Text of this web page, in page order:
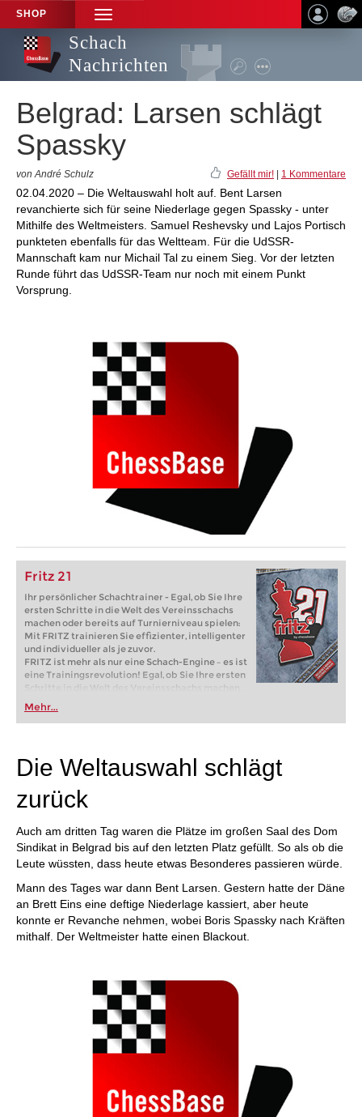
SHOP
TOGGLE
NAVIGATION
Schach
Nachrichten
Belgrad: Larsen schlägt
Spassky
von André Schulz Gefällt mir! 1 Kommentare
02.04.2020 – Die Weltauswahl holt auf. Bent Larsen
revanchierte sich für seine Niederlage gegen Spassky - unter
Mithilfe des Weltmeisters. Samuel Reshevsky und Lajos Portisch
punkteten ebenfalls für das Weltteam. Für die UdSSR-
Mannschaft kam nur Michail Tal zu einem Sieg. Vor der letzten
Runde führt das UdSSR-Team nur noch mit einem Punkt
Vorsprung.
Fritz 21
Ihr persönlicher Schachtrainer - Egal, ob Sie Ihre
ersten Schritte in die Welt des Vereinsschachs
machen oder bereits auf Turnierniveau spielen:
Mit FRITZ trainieren Sie effizienter, intelligenter
und individueller als je zuvor.
FRITZ ist mehr als nur eine Schach-Engine – es ist
eine Trainingsrevolution! Egal, ob Sie Ihre ersten
Schritte in die Welt des Vereinsschachs machen
oder bereits auf Turnierniveau spielen: Mit
FRITZ trainieren Sie effizienter, intelligenter und
individueller als je zuvor.
Mehr...
Die Weltauswahl schlägt
zurück
Auch am dritten Tag waren die Plätze im großen Saal des Dom
Sindikat in Belgrad bis auf den letzten Platz gefüllt. So als ob die
Leute wüssten, dass heute etwas Besonderes passieren würde.
Mann des Tages war dann Bent Larsen. Gestern hatte der Däne
an Brett Eins eine deftige Niederlage kassiert, aber heute
konnte er Revanche nehmen, wobei Boris Spassky nach Kräften
mithalf. Der Weltmeister hatte einen Blackout.